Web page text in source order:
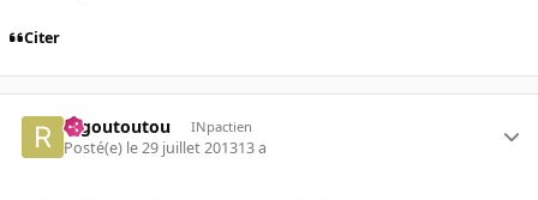
Citer
ragoutoutou INpactien
Posté(e) le 29 juillet 201313 a